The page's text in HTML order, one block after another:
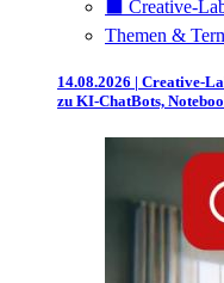
⬛️ Creative-
Themen &
14.08.2026 | Creative-
zu KI-ChatBots,